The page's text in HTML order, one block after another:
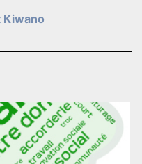
Kiwano